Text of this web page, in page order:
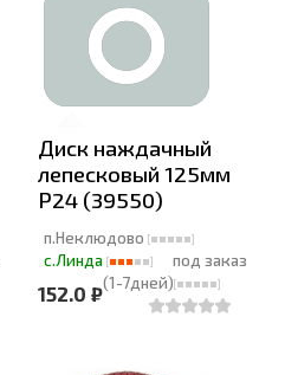
Диск наждачный
лепесковый 125мм
Р24 (39550)
п.Неклюдово
с.Линда
под заказ
(1-7дней)
152.0 ₽